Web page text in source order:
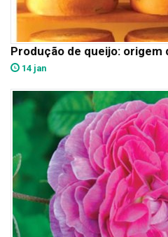
Produção de queijo: origem
14 jan